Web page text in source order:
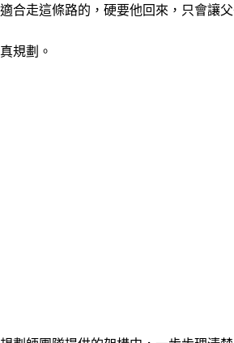
合走這條路的，硬要他回來，只會讓
規劃。